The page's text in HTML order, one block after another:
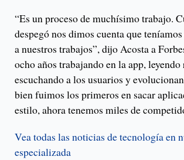
“Es un proceso de muchísimo trabajo.
despegó nos dimos cuenta que
a nuestros trabajos”, dijo Acosta a
ocho años trabajando en la app, leyendo
escuchando a los usuarios y
bien fuimos los primeros en sacar
estilo, ahora tenemos miles de
Vea todas las noticias de tecnología en
especializada